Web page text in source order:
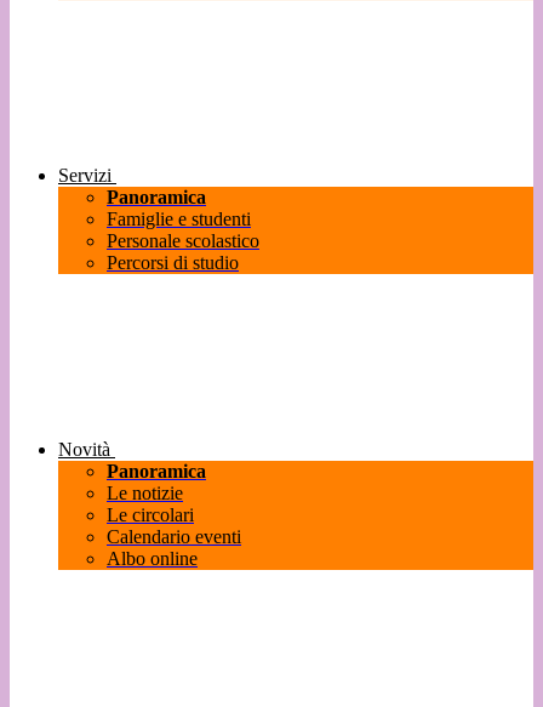
Servizi
Panoramica
Famiglie e studenti
Personale scolastico
Percorsi di studio
Novità
Panoramica
Le notizie
Le circolari
Calendario eventi
Albo online